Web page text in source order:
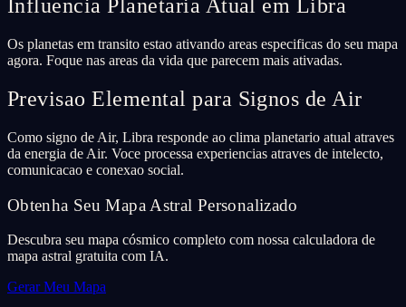
Influencia Planetaria Atual em Libra
Os planetas em transito estao ativando areas especificas do seu mapa
agora. Foque nas areas da vida que parecem mais ativadas.
Previsao Elemental para Signos de Air
Como signo de Air, Libra responde ao clima planetario atual atraves
da energia de Air. Voce processa experiencias atraves de intelecto,
comunicacao e conexao social.
Obtenha Seu Mapa Astral Personalizado
Descubra seu mapa cósmico completo com nossa calculadora de
mapa astral gratuita com IA.
Gerar Meu Mapa